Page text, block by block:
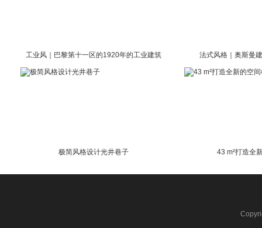
工业风｜巴黎第十一区的1920年的工业建筑 法式风格｜奥斯曼
极简风格设计光井巷子 43 m²打造全